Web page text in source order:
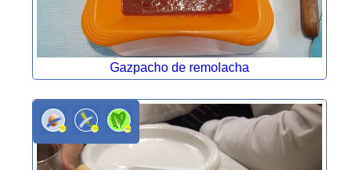
Gazpacho de remolacha